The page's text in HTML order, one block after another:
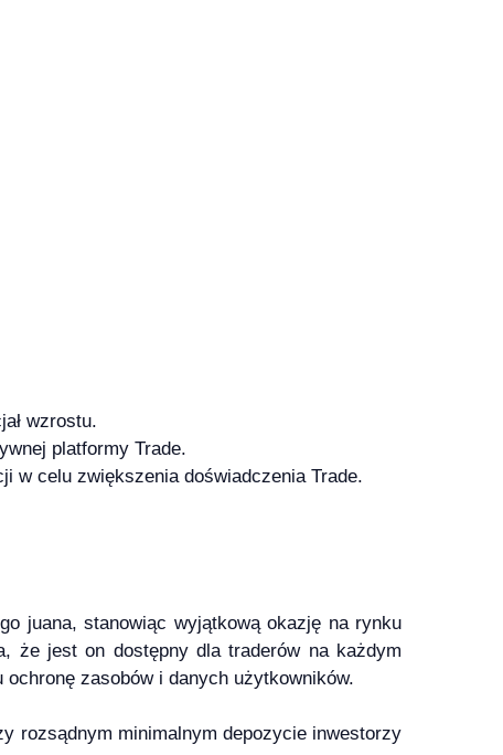
wzrostu.
platformy Trade.
w celu zwiększenia doświadczenia Trade.
juana, stanowiąc wyjątkową okazję na rynku
że jest on dostępny dla traderów na każdym
zasobów i danych użytkowników.
rozsądnym minimalnym depozycie inwestorzy